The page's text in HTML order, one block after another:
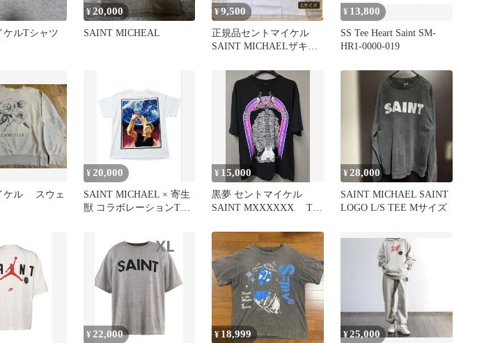
ケルTシャツ
¥20,000
SAINT MICHEAL
¥9,500
正規品セントマイケル
SAINT MICHAELザキッ
¥ 13,800
SS Tee Heart Saint SM-
HR1-0000-019
ケル スウェ
¥ 20,000
SAINT MICHAEL × 寄生
獣 コラボレーションTシ
¥ 15,000
黒夢 セントマイケル
SAINT MXXXXXX Tシ
¥28,000
SAINT MICHAEL SAINT
LOGO L/S TEE Mサイズ
¥ 22,000 ¥ 18,999 ¥25,000